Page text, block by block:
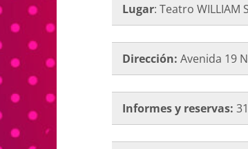
Lugar: Teatro WILLIAM
Dirección: Avenida 19
Informes y reservas: